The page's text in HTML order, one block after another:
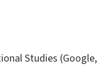
Studies (Google,